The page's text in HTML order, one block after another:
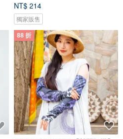
NT$ 214
獨家販售
88 折